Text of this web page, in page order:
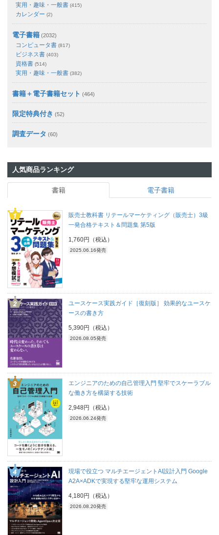
実用・趣味・一般書 (415)
カレンダー (2)
電子書籍 (2032)
コンピュータ書 (817)
ビジネス書 (403)
資格書 (514)
実用・趣味・一般書 (382)
書籍＋電子書籍セット (464)
限定特典付き (52)
調査データ (60)
人気商品ランキング
書籍 電子書籍
販売士教科書 リテールマーケティング（販売士）3級
一発合格テキスト＆問題集 第5版
1,760円（税込）
2025.06.16発売
ユースケース実践ガイド［復刻版］ 効果的なユースケ
ースの書き方
5,390円（税込）
2026.08.05発売
エンジニアのための自己管理入門 堅牢でスケーラブル
な働き方を構築する技術
2,948円（税込）
2026.06.24発売
現場で役立つ マルチエージェントAI設計入門 Google
A2A×ADKで実現する堅牢な運用システム
4,180円（税込）
2026.08.20発売